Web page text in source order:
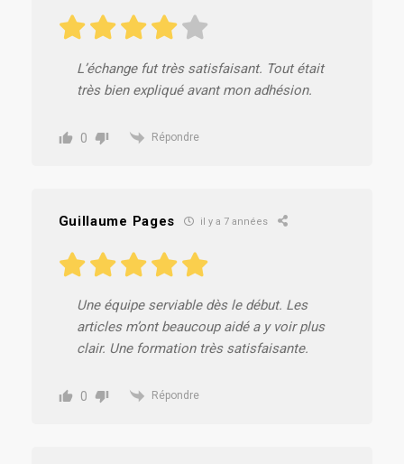
L’échange fut très satisfaisant. Tout était
très bien expliqué avant mon adhésion.
0 Répondre
Guillaume Pages il y a 7 années
Une équipe serviable dès le début. Les
articles m’ont beaucoup aidé a y voir plus
clair. Une formation très satisfaisante.
0 Répondre